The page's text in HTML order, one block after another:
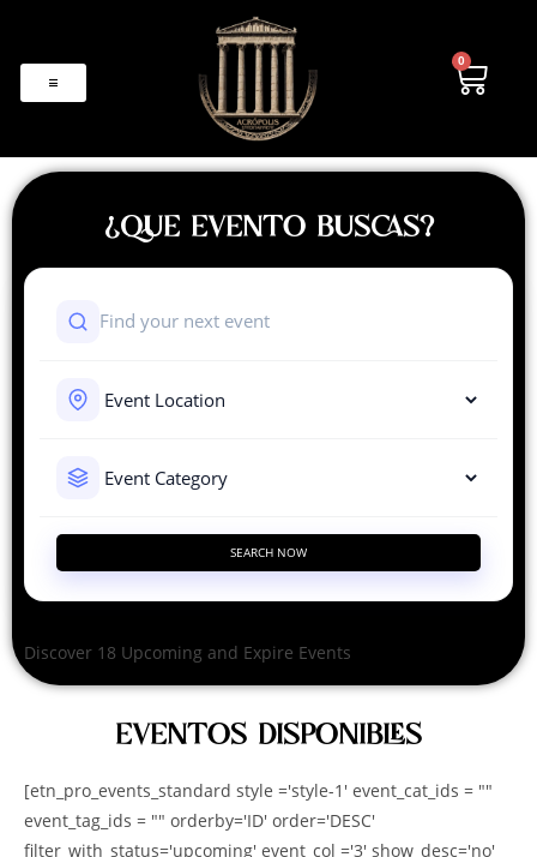
0
¿QUE EVENTO BUSCAS?
SEARCH NOW
Discover 18 Upcoming and Expire Events
EVENTOS DISPONIBLES
[etn_pro_events_standard style ='style-1' event_cat_ids = ""
event_tag_ids = "" orderby='ID' order='DESC'
filter_with_status='upcoming' event_col ='3' show_desc='no'